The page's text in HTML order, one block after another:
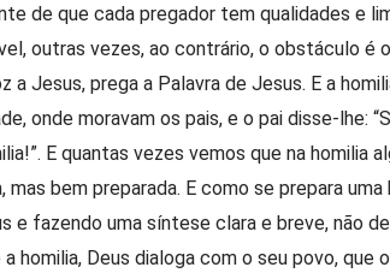
de que cada pregador tem qualidades e
outras vezes, ao contrário, o obstáculo é
Jesus, prega a Palavra de Jesus. E a
onde moravam os pais, e o pai disse-lhe:
E quantas vezes vemos que na homilia
bem preparada. E como se prepara
e fazendo uma síntese clara e breve, não
homilia, Deus dialoga com o seu povo,